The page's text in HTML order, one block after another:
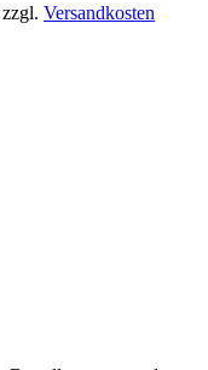
Versandkosten